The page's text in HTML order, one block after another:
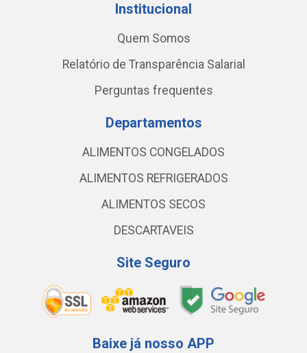
Institucional
Quem Somos
Relatório de Transparência Salarial
Perguntas frequentes
Departamentos
ALIMENTOS CONGELADOS
ALIMENTOS REFRIGERADOS
ALIMENTOS SECOS
DESCARTAVEIS
Site Seguro
Baixe já nosso APP